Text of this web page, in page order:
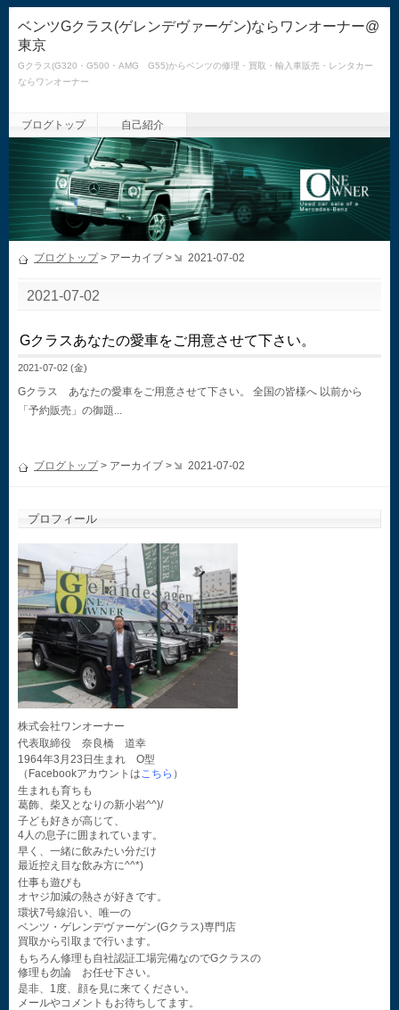
ベンツGクラス(ゲレンデヴァーゲン)ならワンオーナー@
東京
Gクラス(G320・G500・AMG G55)からベンツの修理・買取・輸入車販売・レンタカー
ならワンオーナー
ブログトップ 自己紹介
ブログトップ> アーカイブ > 2021-07-02
2021-07-02
Gクラスあなたの愛車をご用意させて下さい。
2021-07-02 (金)
Gクラス あなたの愛車をご用意させて下さい。 全国の皆様へ 以前から
「予約販売」の御題...
ブログトップ> アーカイブ > 2021-07-02
プロフィール
株式会社ワンオーナー
代表取締役 奈良橋 道幸
1964年3月23日生まれ O型
（Facebookアカウントはこちら ）
生まれも育ちも
葛飾、柴又となりの新小岩^^)/
子ども好きが高じて、
4人の息子に囲まれています。
早く、一緒に飲みたい分だけ
最近控え目な飲み方に^^*)
仕事も遊びも
オヤジ加減の熱さが好きです。
環状7号線沿い、唯一の
ベンツ・ゲレンデヴァーゲン(Gクラス)専門店
買取から引取まで行います。
もちろん修理も自社認証工場完備なのでGクラスの
修理も勿論 お任せ下さい。
是非、1度、顔を見に来てください。
メールやコメントもお待ちしてます。